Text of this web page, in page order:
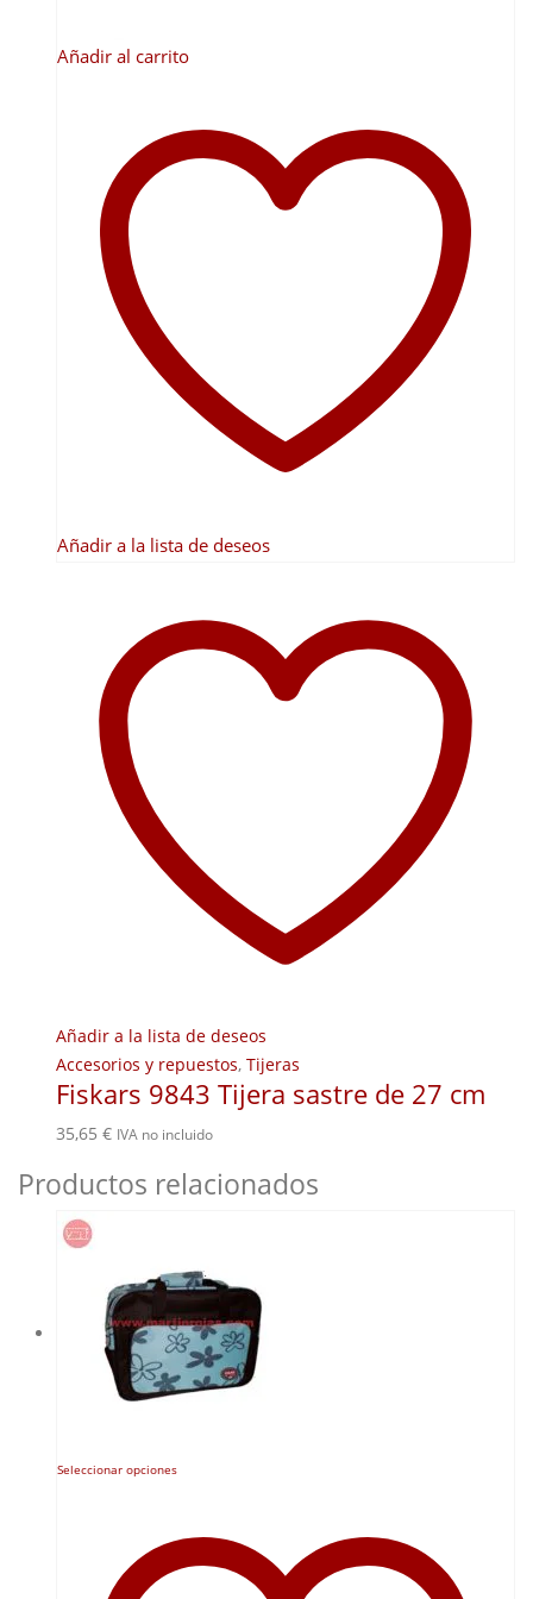
Añadir al carrito
Añadir a la lista de deseos
Añadir a la lista de deseos
Accesorios y repuestos, Tijeras
Fiskars 9843 Tijera sastre de 27 cm
35,65 € IVA no incluido
Productos relacionados
Seleccionar opcionesEste
variantes.
Las